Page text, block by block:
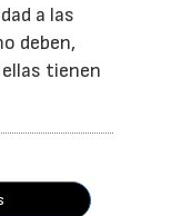
a las
deben,
tienen